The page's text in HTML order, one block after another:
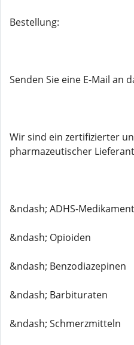
Bestellung:
Senden Sie eine E-Mail an
Wir sind ein zertifizierter
pharmazeutischer
&ndash; ADHS-
&ndash; Opioiden
&ndash; Benzodiazepinen
&ndash; Barbituraten
&ndash; Schmerzmitteln